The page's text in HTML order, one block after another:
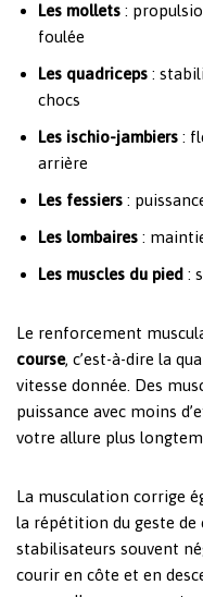
Les mollets :
foulée
Les quadriceps :
chocs
Les ischio-jambiers :
arrière
Les fessiers :
Les lombaires :
Les muscles du pied :
Le renforcement
course, c’est-à-dire la
vitesse donnée. Des
puissance avec moins
votre allure plus
La musculation corrige
la répétition du geste de
stabilisateurs souvent
courir en côte et en